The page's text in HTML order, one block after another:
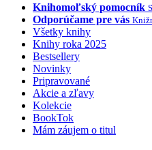
Knihomoľský pomocník
Odporúčame pre vás
Všetky knihy
Knihy roka 2025
Bestsellery
Novinky
Pripravované
Akcie a zľavy
Kolekcie
BookTok
Mám záujem o titul